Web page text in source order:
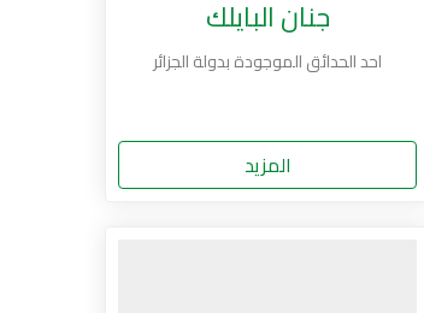
جنان البايلك
احد الحدائق الموجودة بدولة الجزائر
المزيد